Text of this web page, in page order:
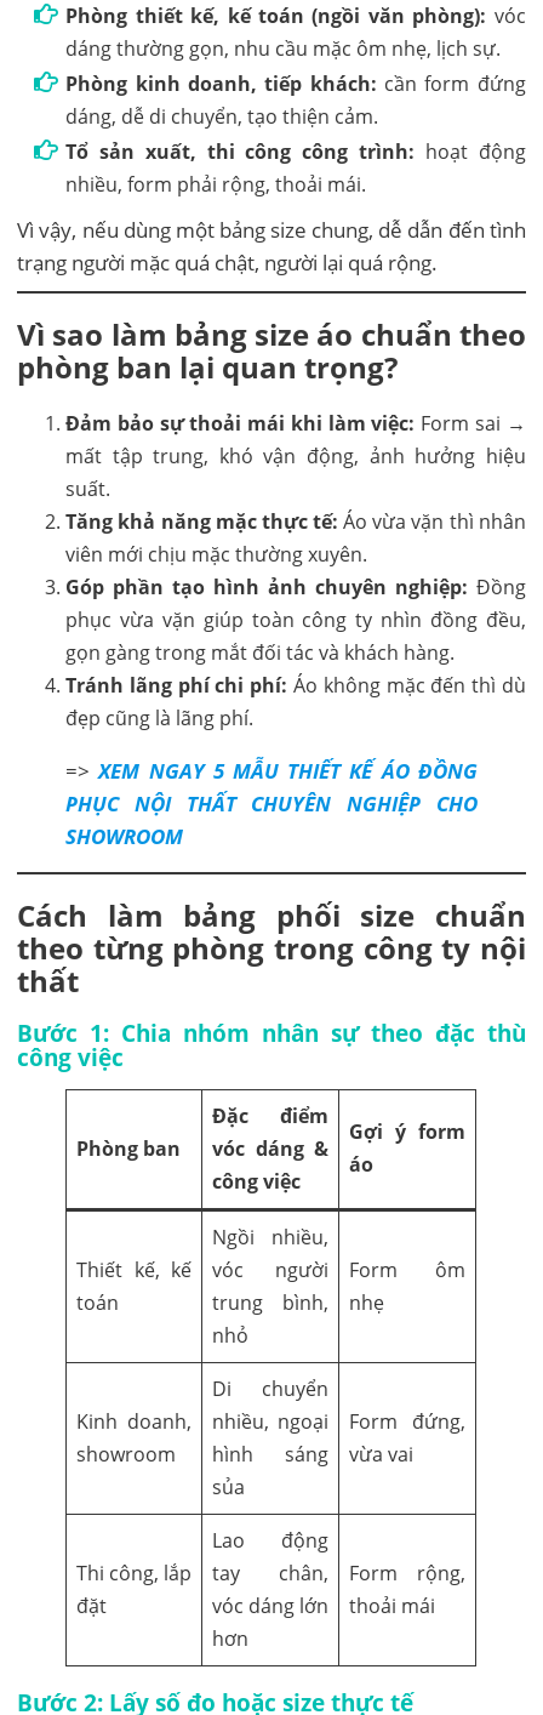
Phòng thiết kế, kế toán (ngồi văn phòng): vóc
dáng thường gọn, nhu cầu mặc ôm nhẹ, lịch sự.
Phòng kinh doanh, tiếp khách: cần form đứng
dáng, dễ di chuyển, tạo thiện cảm.
Tổ sản xuất, thi công công trình: hoạt động
nhiều, form phải rộng, thoải mái.
Vì vậy, nếu dùng một bảng size chung, dễ dẫn đến tình
trạng người mặc quá chật, người lại quá rộng.
Vì sao làm bảng size áo chuẩn theo
phòng ban lại quan trọng?
Đảm bảo sự thoải mái khi làm việc: Form sai →
mất tập trung, khó vận động, ảnh hưởng hiệu
suất.
Tăng khả năng mặc thực tế: Áo vừa vặn thì nhân
viên mới chịu mặc thường xuyên.
Góp phần tạo hình ảnh chuyên nghiệp: Đồng
phục vừa vặn giúp toàn công ty nhìn đồng đều,
gọn gàng trong mắt đối tác và khách hàng.
Tránh lãng phí chi phí: Áo không mặc đến thì dù
đẹp cũng là lãng phí.
=>XEM NGAY 5 MẪU THIẾT KẾ ÁO ĐỒNG
PHỤC NỘI THẤT CHUYÊN NGHIỆP CHO
SHOWROOM
Cách làm bảng phối size chuẩn
theo từng phòng trong công ty nội
thất
Bước 1: Chia nhóm nhân sự theo đặc thù
công việc
Phòng ban
Đặc điểm
vóc dáng &
công việc
Gợi ý form
áo
Thiết kế, kế
toán
Ngồi nhiều,
vóc người
trung bình,
nhỏ
Form ôm
nhẹ
Kinh doanh,
showroom
Di chuyển
nhiều, ngoại
hình sáng
sủa
Form đứng,
vừa vai
Thi công, lắp
đặt
Lao động
tay chân,
vóc dáng lớn
hơn
Form rộng,
thoải mái
Bước 2: Lấy số đo hoặc size thực tế